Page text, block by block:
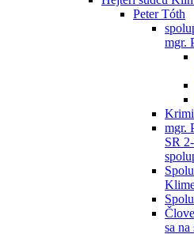
Peter Tóth
mgr.
mgr.
SR
sa